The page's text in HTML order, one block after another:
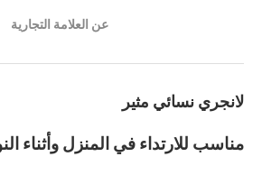
عن العلامة التجارية
لانجري نسائي مثير
مناسب للارتداء في المنزل وأثناء